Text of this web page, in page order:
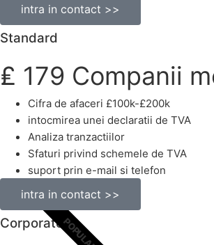
intra in contact >>
Standard
₤ 179 Companii
Cifra de afaceri £100k-£200k
intocmirea unei declaratii de TVA
Analiza tranzactiilor
Sfaturi privind schemele de TVA
suport prin e-mail si telefon
intra in contact >>
POPULAR
Corporate